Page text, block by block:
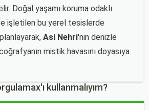
Doğal yaşamı koruma odaklı
işletilen bu yerel tesislerde
Asi Nehri'nin denizle
mistik havasını doyasıya
kullanmalıyım?